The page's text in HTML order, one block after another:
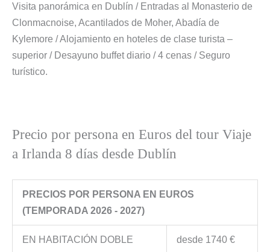
Visita panorámica en Dublín / Entradas al Monasterio de
Clonmacnoise, Acantilados de Moher, Abadía de
Kylemore / Alojamiento en hoteles de clase turista –
superior / Desayuno buffet diario / 4 cenas / Seguro
turístico.
Precio por persona en Euros del tour Viaje
a Irlanda 8 días desde Dublín
PRECIOS POR PERSONA EN EUROS
(TEMPORADA 2026 - 2027)
EN HABITACIÓN DOBLE desde 1740 €